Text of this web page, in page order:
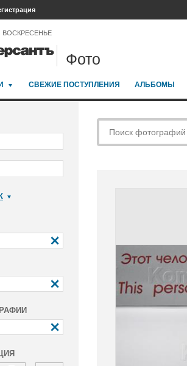
ВОСКРЕСЕНЬЕ
Фото
СВЕЖИЕ ПОСТУПЛЕНИЯ АЛЬБОМЫ